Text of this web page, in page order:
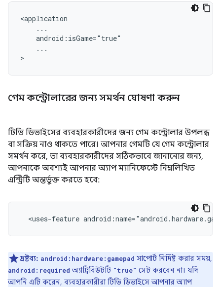
...
>
গেম কন্ট্রোলারের জন্য সমর্থন ঘোষণা করুন
টিভি ডিভাইসের ব্যবহারকারীদের জন্য গেম কন্ট্রোলার উপলব্ধ
বা সক্রিয় নাও থাকতে পারে। আপনার গেমটি যে গেম কন্ট্রোলার
সমর্থন করে, তা ব্যবহারকারীদের সঠিকভাবে জানানোর জন্য,
আপনাকে অবশ্যই আপনার অ্যাপ ম্যানিফেস্টে নিম্নলিখিত
এন্ট্রিটি অন্তর্ভুক্ত করতে হবে:
<uses-feature
দ্রষ্টব্য: android:hardware:gamepad সাপোর্ট নির্দিষ্ট করার সময়,
android:required অ্যাট্রিবিউটটি "true" সেট করবেন না। যদি
আপনি এটি করেন, ব্যবহারকারীরা টিভি ডিভাইসে আপনার অ্যাপ